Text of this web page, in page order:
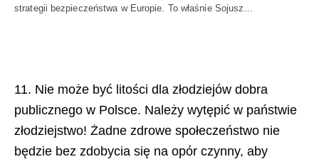
strategii bezpieczeństwa w Europie. To właśnie Sojusz…
11. Nie może być litości dla złodziejów dobra
publicznego w Polsce. Należy wytępić w państwie
złodziejstwo! Żadne zdrowe społeczeństwo nie
będzie bez zdobycia się na opór czynny, aby